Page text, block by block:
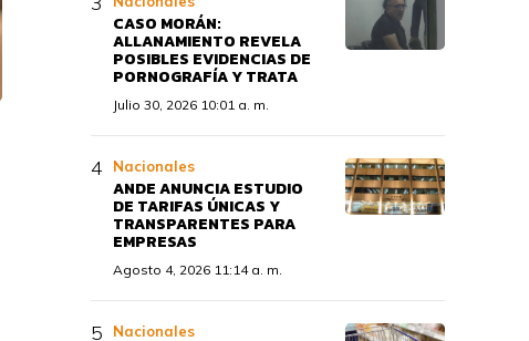
CASO MORÁN:
ALLANAMIENTO REVELA
POSIBLES EVIDENCIAS DE
PORNOGRAFÍA Y TRATA
Julio 30, 2026 10:01 a. m.
Nacionales
ANDE ANUNCIA ESTUDIO
DE TARIFAS ÚNICAS Y
TRANSPARENTES PARA
EMPRESAS
Agosto 4, 2026 11:14 a. m.
Nacionales